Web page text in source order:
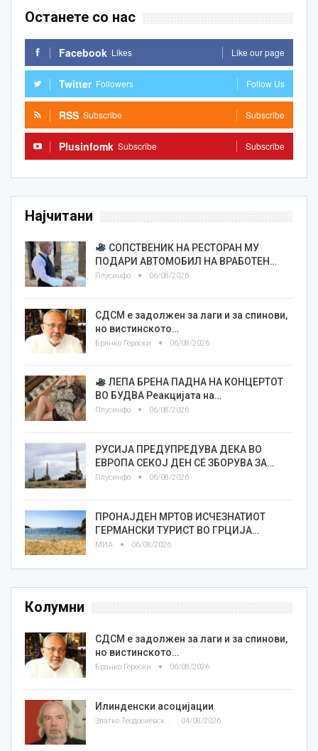
Останете со нас
Facebook Likes Like our page
Twitter Followers Follow Us
RSS Subscribe Subscribe
Plusinfomk Subscribe Subscribe
Најчитани
СОПСТВЕНИК НА РЕСТОРАН МУ
ПОДАРИ АВТОМОБИЛ НА ВРАБОТЕН…
Плусинфо 06/08/2026
СДСМ е задолжен за лаги и за спинови,
но вистинското…
Бранко Героски 06/08/2026
ЛЕПА БРЕНА ПАДНА НА КОНЦЕРТОТ
ВО БУДВА Реакцијата на…
Плусинфо 06/08/2026
РУСИЈА ПРЕДУПРЕДУВА ДЕКА ВО
ЕВРОПА СЕКОЈ ДЕН СЕ ЗБОРУВА ЗА…
Плусинфо 06/08/2026
ПРОНАЈДЕН МРТОВ ИСЧЕЗНАТИОТ
ГЕРМАНСКИ ТУРИСТ ВО ГРЦИЈА…
МИА 06/08/2026
Колумни
СДСМ е задолжен за лаги и за спинови,
но вистинското…
Бранко Героски 06/08/2026
Илинденски асоцијации
Златко Теодосиевски 04/08/2026